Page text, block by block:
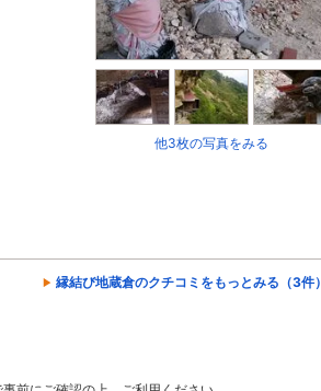
他3枚の写真をみる
縁結び地蔵倉のクチコミをもっとみる（3件）